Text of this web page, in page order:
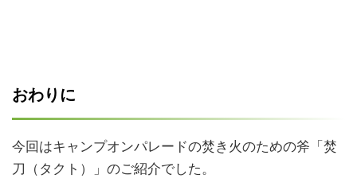
おわりに
今回はキャンプオンパレードの焚き火のための斧「焚
刀（タクト）」のご紹介でした。